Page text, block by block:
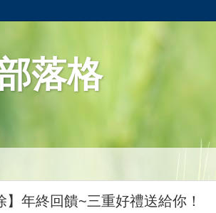
落格
】年終回饋~三重好禮送給你！